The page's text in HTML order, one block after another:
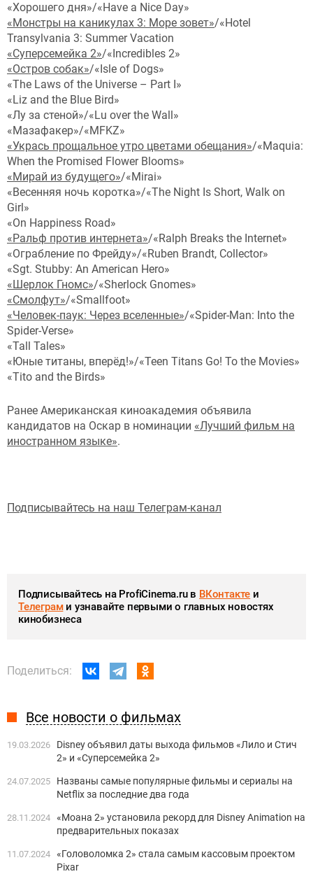
«Хорошего дня»/«Have a Nice Day»
«Монстры на каникулах 3: Море зовет»/«Hotel
Transylvania 3: Summer Vacation
«Суперсемейка 2»/«Incredibles 2»
«Остров собак»/«Isle of Dogs»
«The Laws of the Universe – Part I»
«Liz and the Blue Bird»
«Лу за стеной»/«Lu over the Wall»
«Мазафакер»/«MFKZ»
«Укрась прощальное утро цветами обещания»/«Maquia:
When the Promised Flower Blooms»
«Мирай из будущего»/«Mirai»
«Весенняя ночь коротка»/«The Night Is Short, Walk on
Girl»
«On Happiness Road»
«Ральф против интернета»/«Ralph Breaks the Internet»
«Ограбление по Фрейду»/«Ruben Brandt, Collector»
«Sgt. Stubby: An American Hero»
«Шерлок Гномс»/«Sherlock Gnomes»
«Смолфут»/«Smallfoot»
«Человек-паук: Через вселенные»/«Spider-Man: Into the
Spider-Verse»
«Tall Tales»
«Юные титаны, вперёд!»/«Teen Titans Go! To the Movies»
«Tito and the Birds»
Ранее Американская киноакадемия объявила
кандидатов на Оскар в номинации «Лучший фильм на
иностранном языке».
Подписывайтесь на наш Телеграм-канал
Подписывайтесь на ProfiCinema.ru в ВКонтакте и
Телеграми узнавайте первыми о главных новостях
кинобизнеса
Поделиться:
Все новости о фильмах
19.03.2026
Disney объявил даты выхода фильмов «Лило и Стич
2» и «Суперсемейка 2»
24.07.2025
Названы самые популярные фильмы и сериалы на
Netflix за последние два года
28.11.2024 «Моана 2» установила рекорд для Disney Animation на
предварительных показах
11.07.2024 «Головоломка 2» стала самым кассовым проектом
Pixar